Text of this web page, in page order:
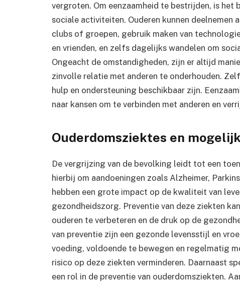
vergroten. Om eenzaamheid te bestrijden, is
sociale activiteiten. Ouderen kunnen
clubs of groepen, gebruik maken van
en vrienden, en zelfs dagelijks wandelen om
Ongeacht de omstandigheden, zijn er altijd
zinvolle relatie met anderen te onderhouden.
hulp en ondersteuning beschikbaar zijn.
naar kansen om te verbinden met anderen en
Ouderdomsziektes en
De vergrijzing van de bevolking leidt tot een
hierbij om aandoeningen zoals Alzheimer,
hebben een grote impact op de kwaliteit van
gezondheidszorg. Preventie van deze ziekten
ouderen te verbeteren en de druk op de
van preventie zijn een gezonde levensstijl en
voeding, voldoende te bewegen en regelmatig
risico op deze ziekten verminderen. Daarnaast
een rol in de preventie van ouderdomsziekten.